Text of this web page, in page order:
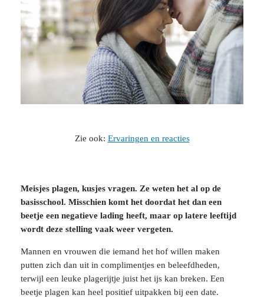
Zie ook: Ervaringen en reacties
Meisjes plagen, kusjes vragen. Ze weten het al op de
basisschool. Misschien komt het doordat het dan een
beetje een negatieve lading heeft, maar op latere leeftijd
wordt deze stelling vaak weer vergeten.
Mannen en vrouwen die iemand het hof willen maken
putten zich dan uit in complimentjes en beleefdheden,
terwijl een leuke plagerijtje juist het ijs kan breken. Een
beetje plagen kan heel positief uitpakken bij een date.